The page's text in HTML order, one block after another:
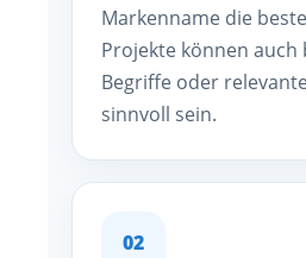
Markenname die
Projekte können auch
Begriffe oder
sinnvoll sein.
02